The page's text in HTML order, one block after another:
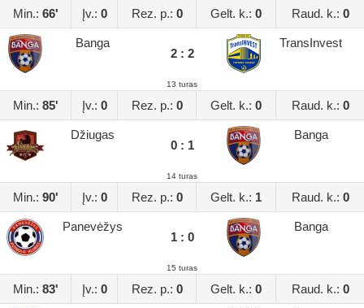
Min.: 66' Įv.: 0 Rez. p.: 0 Gelt. k.: 0 Raud. k.: 0
Banga
2 : 2
TransInvest
13 turas
Min.: 85' Įv.: 0 Rez. p.: 0 Gelt. k.: 0 Raud. k.: 0
Džiugas
0 : 1
Banga
14 turas
Min.: 90' Įv.: 0 Rez. p.: 0 Gelt. k.: 1 Raud. k.: 0
Panevėžys
1 : 0
Banga
15 turas
Min.: 83' Įv.: 0 Rez. p.: 0 Gelt. k.: 0 Raud. k.: 0